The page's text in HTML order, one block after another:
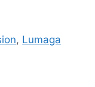
, Lumaga